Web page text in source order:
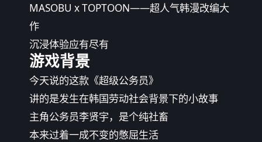
MASOBU x TOPTOON——超人气韩漫改编大
作
沉浸体验应有尽有
游戏背景
今天说的这款《超级公务员》
讲的是发生在韩国劳动社会背景下的小故事
主角公务员李贤宇，是个纯社畜
本来过着一成不变的憋屈生活